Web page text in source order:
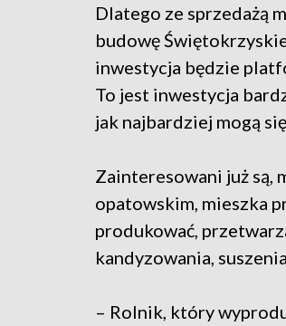
Dlatego ze sprzedażą
budowę
inwestycja będzie
To jest inwestycja
jak najbardziej mogą
Zainteresowani już są,
opatowskim, mieszka
produkować,
kandyzowania,
– Rolnik, który